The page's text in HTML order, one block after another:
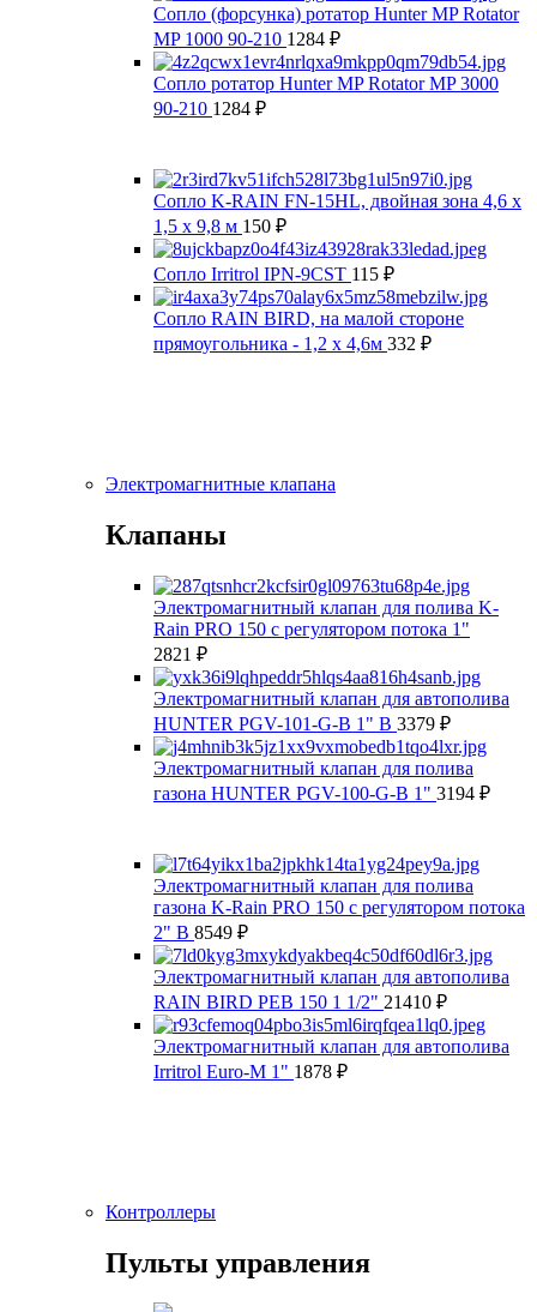
Сопло (форсунка) ротатор Hunter MP Rotator
MP 1000 90-210 1284 ₽
Сопло ротатор Hunter MP Rotator MP 3000
90-210 1284 ₽
Сопло K-RAIN FN-15HL, двойная зона 4,6 x
1,5 x 9,8 м 150 ₽
Сопло Irritrol IPN-9CST 115 ₽
Сопло RAIN BIRD, на малой стороне
прямоугольника - 1,2 x 4,6м 332 ₽
Электромагнитные клапана
Клапаны
Электромагнитный клапан для полива K-
Rain PRO 150 с регулятором потока 1"
2821 ₽
Электромагнитный клапан для автополива
HUNTER PGV-101-G-B 1" В 3379 ₽
Электромагнитный клапан для полива
газона HUNTER PGV-100-G-B 1" 3194 ₽
Электромагнитный клапан для полива
газона K-Rain PRO 150 с регулятором потока
2" В 8549 ₽
Электромагнитный клапан для автополива
RAIN BIRD PEB 150 1 1/2" 21410 ₽
Электромагнитный клапан для автополива
Irritrol Euro-M 1" 1878 ₽
Контроллеры
Пульты управления